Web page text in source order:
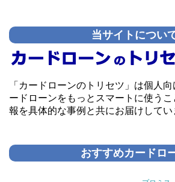
当サイトについ
「カードローンのトリセツ」は個人
ードローンをもっとスマートに使う
報を具体的な事例と共にお届けしてい
おすすめカードロ